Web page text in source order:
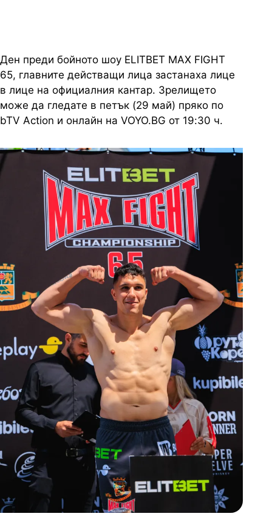
Ден преди бойното шоу ЕLITBET MAX FIGHT
65, главните действащи лица застанаха лице
в лице на официалния кантар. Зрелището
може да гледате в петък (29 май) пряко по
bTV Action и онлайн на VOYO.BG от 19:30 ч.